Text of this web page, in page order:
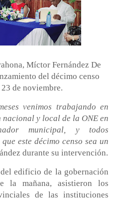
Míctor Fernández De
del décimo censo
de noviembre.
venimos trabajando en
y local de la ONE en
municipal, y todos
este décimo censo sea un
durante su intervención.
edificio de la gobernación
la mañana, asistieron los
de las instituciones